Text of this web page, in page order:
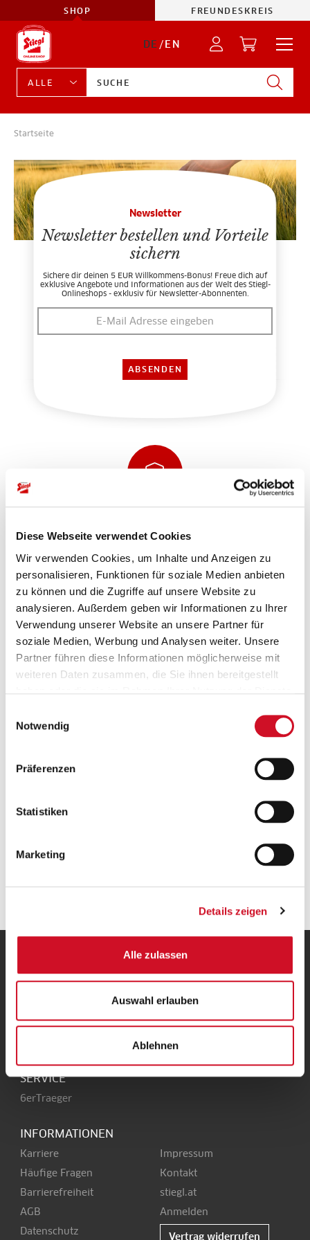
Diese Webseite verwendet Cookies
Wir verwenden Cookies, um Inhalte und Anzeigen zu
personalisieren, Funktionen für soziale Medien anbieten
zu können und die Zugriffe auf unsere Website zu
analysieren. Außerdem geben wir Informationen zu Ihrer
Verwendung unserer Website an unsere Partner für
soziale Medien, Werbung und Analysen weiter. Unsere
Partner führen diese Informationen möglicherweise mit
weiteren Daten zusammen, die Sie ihnen bereitgestellt
Notwendig
Präferenzen
Statistiken
Marketing
Details zeigen
Alle zulassen
Auswahl erlauben
Ablehnen
SHOP FREUNDESKREIS
DE/EN
Startseite
Newsletter
Newsletter bestellen und Vorteile
sichern
Sichere dir deinen 5 EUR Willkommens-Bonus! Freue dich auf
exklusive Angebote und Informationen aus der Welt des Stiegl-
Onlineshops - exklusiv für Newsletter-Abonnenten.
Ab einem Bestellwert von 50 Euro wird deine
Stieglbrauerei
+43 50 1492-0
SERVICE
6erTraeger
INFORMATIONEN
Karriere
Häufige Fragen
Barrierefreiheit
AGB
Datenschutz
Impressum
Kontakt
stiegl.at
Anmelden
Vertrag widerrufen